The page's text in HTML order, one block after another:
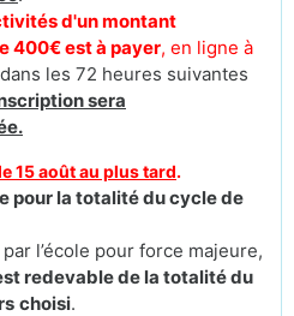
d'un montant
400€ est à payer, en ligne à
les 72 heures suivantes
sera
15 août au plus tard.
pour la totalité du cycle de
l’école pour force majeure,
redevable de la totalité du
choisi.